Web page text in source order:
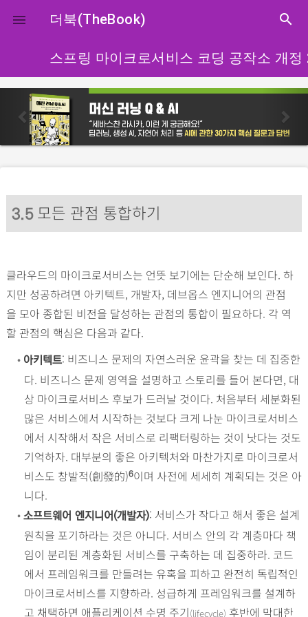
close
 더북(TheBook) search
스프링 마이크로서비스 코딩 공작소 개정
p
r
e
o
u
s
n
e
x
3.5모든 관점 통합하기
클라우드의 마이크로서비스는 언뜻 보기에는 단순해 보인다. 하
지만 성공하려면 아키텍트, 개발자, 데브옵스 엔지니어의 관점
을 모아 종합된 비전을 달성하는 관점의 통합이 필요하다. 각 역
할 관점의 핵심은 다음과 같다.
• 아키텍트: 비즈니스 문제의 자연스러운 윤곽을 찾는 데 집중한
다. 비즈니스 문제 영역을 설명하고 스토리를 들어 본다면, 대
상 마이크로서비스 후보가 드러날 것이다. 처음부터 세분화된
많은 서비스에서 시작하는 것보다 크게 나눈 마이크로서비스
에서 시작해서 작은 서비스로 리팩터링하는 것이 낫다는 것도
기억하자. 대부분의 좋은 아키텍처와 마찬가지로 마이크로서
비스도 창발적(創發的)6이며 사전에 세세히 계획되는 것은 아
니다.
• 소프트웨어 엔지니어(개발자): 서비스가 작다고 해서 좋은 설계
원칙을 포기하라는 것은 아니다. 서비스 안의 각 계층마다 책
임이 분리된 계층화된 서비스를 구축하는 데 집중하라. 코드
에서 프레임워크를 만들려는 유혹을 피하고 완전히 독립적인
마이크로서비스를 지향하라. 성급하게 프레임워크를 설계하
고 채택하면 애플리케이션 수명 주기(lifecycle) 후반에 막대한